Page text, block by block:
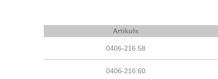
Artikuls
0406-216.58
0406-216.60